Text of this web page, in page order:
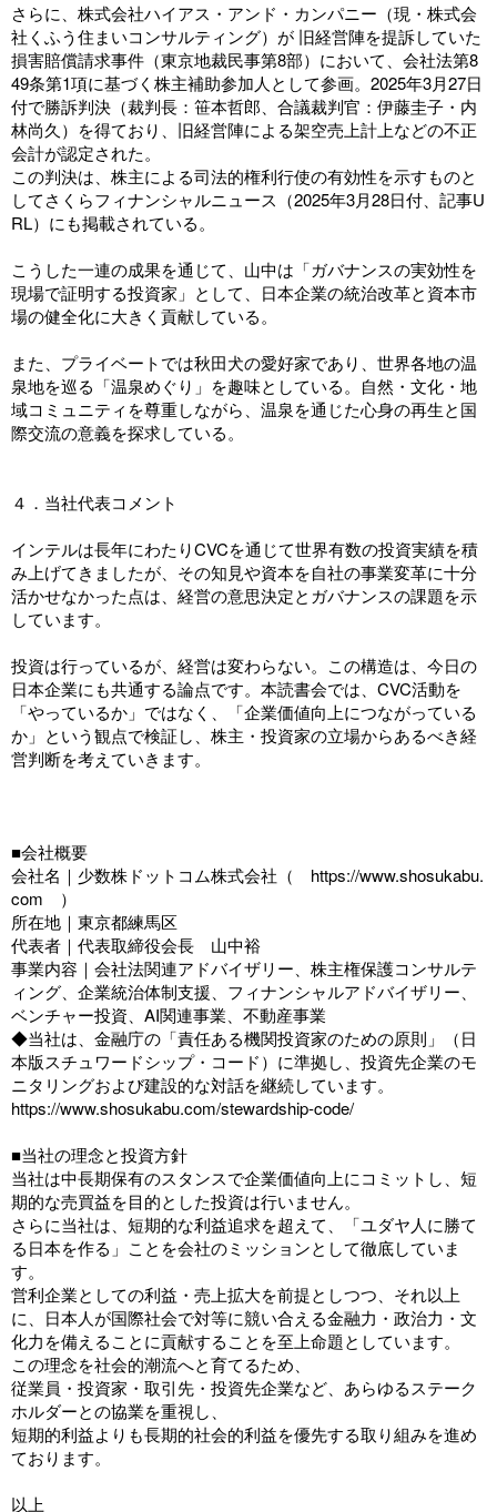
さらに、株式会社ハイアス・アンド・カンパニー（現・株式会
社くふう住まいコンサルティング）が 旧経営陣を提訴していた
損害賠償請求事件（東京地裁民事第8部）において、会社法第8
49条第1項に基づく株主補助参加人として参画。2025年3月27日
付で勝訴判決（裁判長：笹本哲郎、合議裁判官：伊藤圭子・内
林尚久）を得ており、旧経営陣による架空売上計上などの不正
会計が認定された。
この判決は、株主による司法的権利行使の有効性を示すものと
してさくらフィナンシャルニュース（2025年3月28日付、 記事U
RL）にも掲載されている。
こうした一連の成果を通じて、山中は「ガバナンスの実効性を
現場で証明する投資家」として、日本企業の統治改革と資本市
場の健全化に大きく貢献している。
また、プライベートでは秋田犬の愛好家であり、世界各地の温
泉地を巡る「温泉めぐり」を趣味としている。自然・文化・地
域コミュニティを尊重しながら、温泉を通じた心身の再生と国
際交流の意義を探求している。
４．当社代表コメント
インテルは長年にわたりCVCを通じて世界有数の投資実績を積
み上げてきましたが、その知見や資本を自社の事業変革に十分
活かせなかった点は、経営の意思決定とガバナンスの課題を示
しています。
投資は行っているが、経営は変わらない。この構造は、今日の
日本企業にも共通する論点です。本読書会では、CVC活動を
「やっているか」ではなく、「企業価値向上につながっている
か」という観点で検証し、株主・投資家の立場からあるべき経
営判断を考えていきます。
■会社概要
会社名｜少数株ドットコム株式会社（ https://www.shosukabu.
com ）
所在地｜東京都練馬区
代表者｜代表取締役会長 山中裕
事業内容｜会社法関連アドバイザリー、株主権保護コンサルテ
ィング、企業統治体制支援、フィナンシャルアドバイザリー、
ベンチャー投資、AI関連事業、不動産事業
◆当社は、金融庁の「責任ある機関投資家のための原則」（日
本版スチュワードシップ・コード）に準拠し、投資先企業のモ
ニタリングおよび建設的な対話を継続しています。
https://www.shosukabu.com/stewardship-code/
■当社の理念と投資方針
当社は中長期保有のスタンスで企業価値向上にコミットし、短
期的な売買益を目的とした投資は行いません。
さらに当社は、短期的な利益追求を超えて、「ユダヤ人に勝て
る日本を作る」ことを会社のミッションとして徹底していま
す。
営利企業としての利益・売上拡大を前提としつつ、それ以上
に、日本人が国際社会で対等に競い合える金融力・政治力・文
化力を備えることに貢献することを至上命題としています。
この理念を社会的潮流へと育てるため、
従業員・投資家・取引先・投資先企業など、あらゆるステーク
ホルダーとの協業を重視し、
短期的利益よりも長期的社会的利益を優先する取り組みを進め
ております。
以上